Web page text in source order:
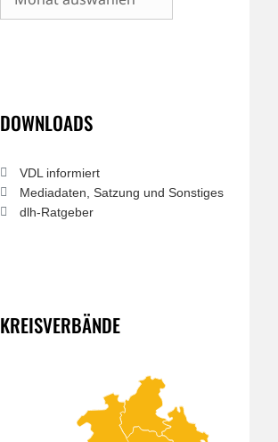
DOWNLOADS
VDL informiert
Mediadaten, Satzung und Sonstiges
dlh-Ratgeber
KREISVERBÄNDE